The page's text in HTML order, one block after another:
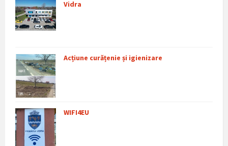
Vidra
Acțiune curățenie și igienizare
WIFI4EU